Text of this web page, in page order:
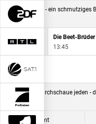
13:30
Die Beet-Brüder
13:45
13:35
- Der Profi kommt